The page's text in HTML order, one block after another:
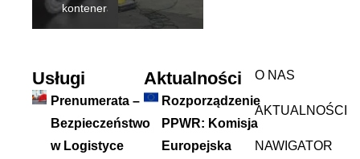
kontenerach?
Usługi
Prenumerata –
Bezpieczeństwo
w Logistyce
Aktualności
Rozporządzenie
PPWR: Komisja
Europejska
O NAS
AKTUALNOŚCI
NAWIGATOR